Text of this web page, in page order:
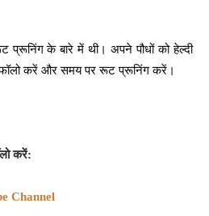
प्रूनिंग के बारे में थी। अपने पौधों को हेल्दी
करें और समय पर रूट प्रूनिंग करें।
करें:
Channel